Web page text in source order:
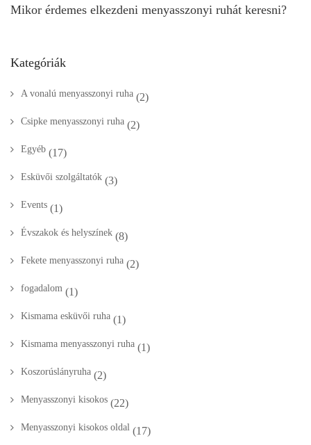
Mikor érdemes elkezdeni menyasszonyi ruhát keresni?
Kategóriák
A vonalú menyasszonyi ruha (2)
Csipke menyasszonyi ruha (2)
Egyéb (17)
Esküvői szolgáltatók (3)
Events (1)
Évszakok és helyszínek (8)
Fekete menyasszonyi ruha (2)
fogadalom (1)
Kismama esküvői ruha (1)
Kismama menyasszonyi ruha (1)
Koszorúslányruha (2)
Menyasszonyi kisokos (22)
Menyasszonyi kisokos oldal (17)